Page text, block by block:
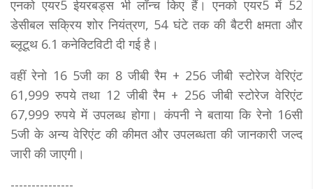
एनको एयर5 ईयरबड्स भी लॉन्च किए हैं। एनको एयर5 में 52
डेसीबल सक्रिय शोर नियंत्रण, 54 घंटे तक की बैटरी क्षमता और
ब्लूटूथ 6.1 कनेक्टिविटी दी गई है।
वहीं रेनो 16 5जी का 8 जीबी रैम + 256 जीबी स्टोरेज वेरिएंट
61,999 रुपये तथा 12 जीबी रैम + 256 जीबी स्टोरेज वेरिएंट
67,999 रुपये में उपलब्ध होगा। कंपनी ने बताया कि रेनो 16सी
5जी के अन्य वेरिएंट की कीमत और उपलब्धता की जानकारी जल्द
जारी की जाएगी।
---------------